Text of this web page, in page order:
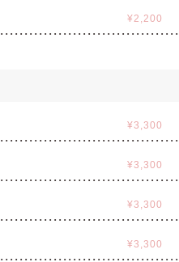
¥2,200
¥3,300
¥3,300
¥3,300
¥3,300